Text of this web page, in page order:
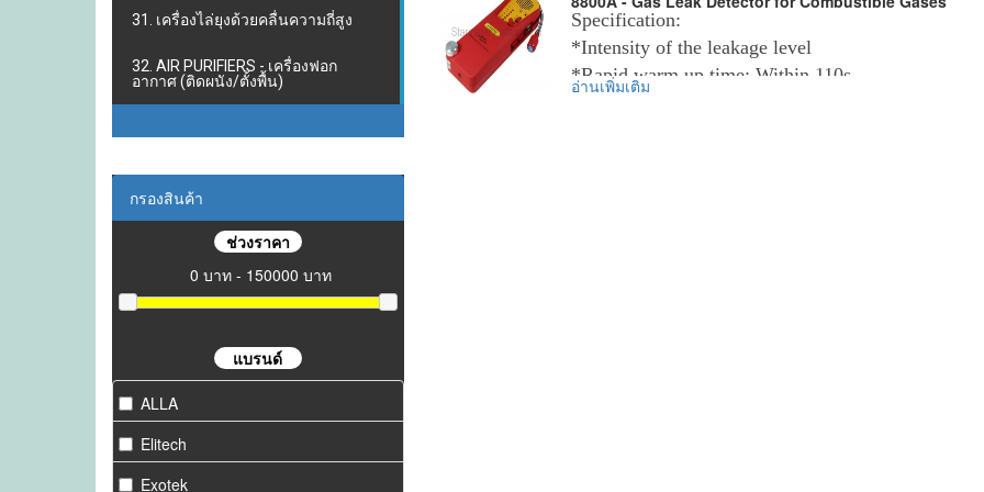
31. เครื่องไล่ยุงด้วยคลื่นความถี่สูง
32. AIR PURIFIERS - เครื่องฟอก
อากาศ (ติดผนัง/ตั้งพื้น)
กรองสินค้า
ช่วงราคา
0 บาท - 150000 บาท
แบรนด์
ALLA
Elitech
Exotek
Battery: 1.5Vx3, AAA size
ข้อมูลเพิ่มเติม :
* 5 AEJ1607 Level standard
* Detects ALL Halogenated Refrigerants
* Constant Power Indication
Specification:
*Intensity of the leakage level
*Rapid warm up time: Within 110s
อ่านเพิ่มเติม